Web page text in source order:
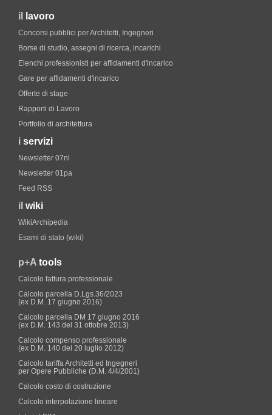
il lavoro
Concorsi pubblici per Architetti, Ingegneri
Borse di studio, assegni di ricerca, incarichi
Elenchi professionisti per affidamenti d'incarico
Gare per affidamenti d'incarico
Offerte di stage
Rapporti di Lavoro
Portfolio di architettura
i servizi
Newsletter 07nl
Newsletter 01pa
Feed RSS
il wiki
WikiArchipedia
Esami di stato (wiki)
p+A tools
Calcolo fattura professionale
Calcolo parcella D.Lgs.36/2023
(ex D.M. 17 giugno 2016)
Calcolo parcella DM 17 giugno 2016
(ex D.M. 143 del 31 ottobre 2013)
Calcolo compenso professionale
(ex D.M. 140 del 20 luglio 2012)
Calcolo tariffa Architetti ed Ingegneri
per Opere Pubbliche (D.M. 4/4/2001)
Calcolo costo di costruzione
Calcolo interpolazione lineare